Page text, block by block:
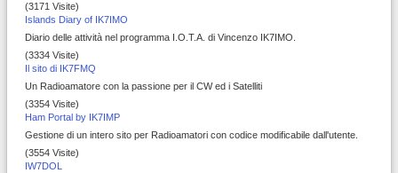
(3171 Visite)
Islands Diary of IK7IMO
Diario delle attività nel programma I.O.T.A. di Vincenzo IK7IMO.
(3334 Visite)
Il sito di IK7FMQ
Un Radioamatore con la passione per il CW ed i Satelliti
(3354 Visite)
Ham Portal by IK7IMP
Gestione di un intero sito per Radioamatori con codice modificabile dall'utente.
(3554 Visite)
IW7DOL